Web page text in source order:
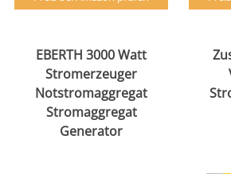
EBERTH 3000 Watt
Stromerzeuger
Notstromaggregat
Stromaggregat
Generator